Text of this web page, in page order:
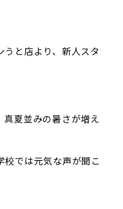
と店より、新人スタ
真夏並みの暑さが増え
校では元気な声が聞こ